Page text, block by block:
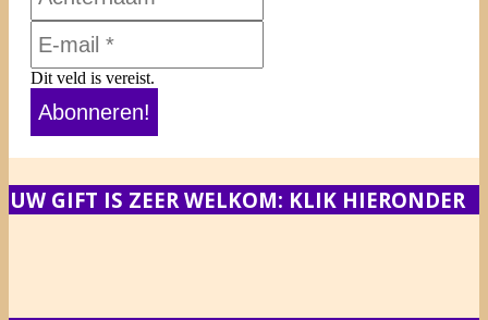
Dit veld is vereist.
UW GIFT IS ZEER WELKOM: KLIK HIERONDER